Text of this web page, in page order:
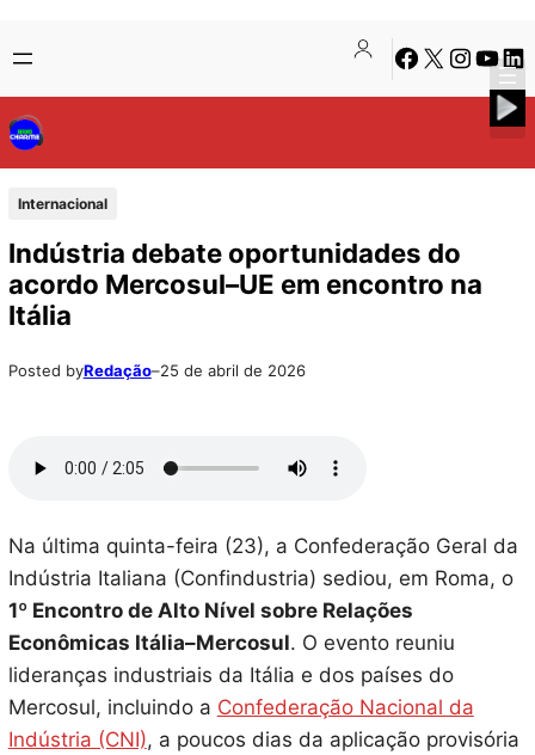
para
o
conteúdo
to
content
Facebook
X Instagram
Internacional
Indústria debate oportunidades do
acordo Mercosul–UE em encontro na
Itália
Posted byRedação–25 de abril de 2026
Na última quinta-feira (23), a Confederação Geral da
Indústria Italiana (Confindustria) sediou, em Roma, o
1º Encontro de Alto Nível sobre Relações
Econômicas Itália–Mercosul. O evento reuniu
lideranças industriais da Itália e dos países do
Mercosul, incluindo a Confederação Nacional da
Indústria (CNI), a poucos dias da aplicação provisória